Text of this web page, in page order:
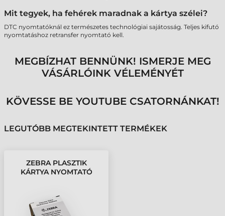
Mit tegyek, ha fehérek maradnak a kártya szélei?
DTC nyomtatóknál ez természetes technológiai sajátosság. Teljes kifutó
nyomtatáshoz retransfer nyomtató kell.
MEGBÍZHAT BENNÜNK! ISMERJE MEG
VÁSÁRLÓINK VÉLEMÉNYÉT
KÖVESSE BE YOUTUBE CSATORNÁNKAT!
LEGUTÓBB MEGTEKINTETT TERMÉKEK
ZEBRA PLASZTIK
KÁRTYA NYOMTATÓ
YMCKO